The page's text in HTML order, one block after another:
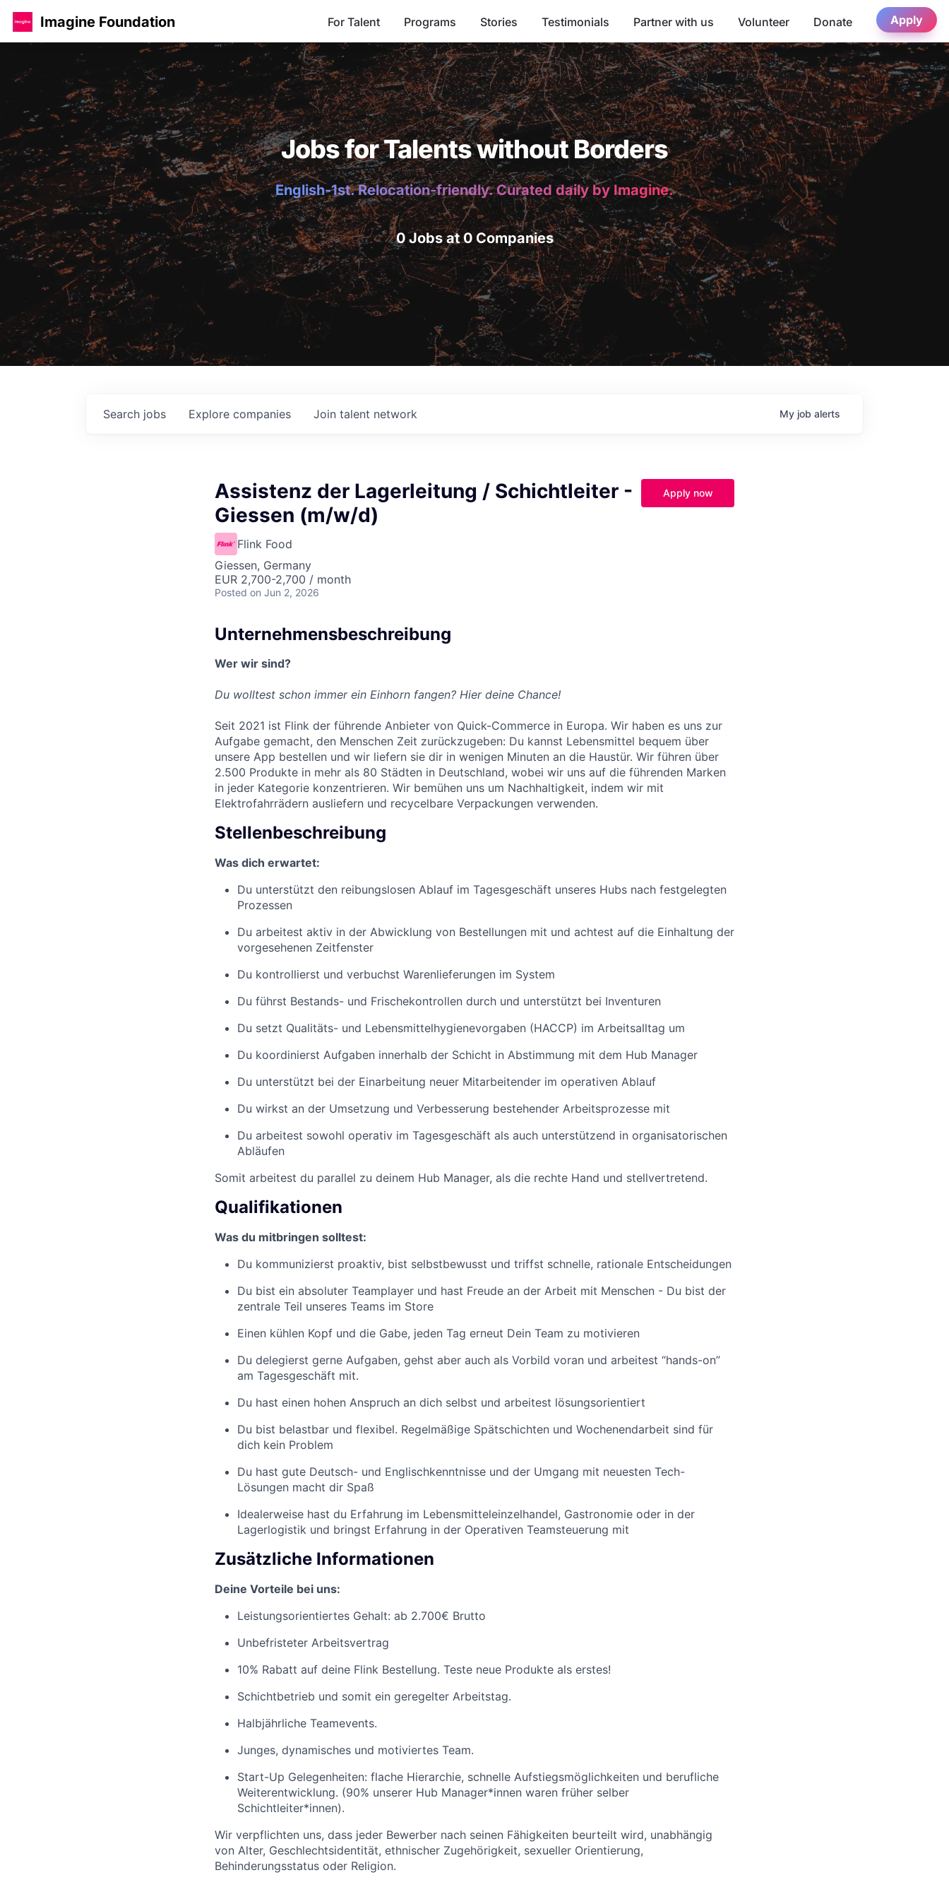
Imagine Foundation For Talent Programs Stories Testimonials Partner with us Volunteer Donate Apply
Jobs for Talents without Borders
English-1st. Relocation-friendly. Curated daily by Imagine.
0 Jobs at 0 Companies
Search jobs Explore companies Join talent network My job alerts
Assistenz der Lagerleitung / Schichtleiter -
Giessen (m/w/d)
Flink Food
Giessen, Germany
EUR 2,700-2,700 / month
Posted on Jun 2, 2026
Apply now
Unternehmensbeschreibung
Wer wir sind?
Du wolltest schon immer ein Einhorn fangen? Hier deine Chance!
Seit 2021 ist Flink der führende Anbieter von Quick-Commerce in Europa. Wir haben es uns zur
Aufgabe gemacht, den Menschen Zeit zurückzugeben: Du kannst Lebensmittel bequem über
unsere App bestellen und wir liefern sie dir in wenigen Minuten an die Haustür. Wir führen über
2.500 Produkte in mehr als 80 Städten in Deutschland, wobei wir uns auf die führenden Marken
in jeder Kategorie konzentrieren. Wir bemühen uns um Nachhaltigkeit, indem wir mit
Elektrofahrrädern ausliefern und recycelbare Verpackungen verwenden.
Stellenbeschreibung
Was dich erwartet:
Du unterstützt den reibungslosen Ablauf im Tagesgeschäft unseres Hubs nach festgelegten
Prozessen
Du arbeitest aktiv in der Abwicklung von Bestellungen mit und achtest auf die Einhaltung der
vorgesehenen Zeitfenster
Du kontrollierst und verbuchst Warenlieferungen im System
Du führst Bestands- und Frischekontrollen durch und unterstützt bei Inventuren
Du setzt Qualitäts- und Lebensmittelhygienevorgaben (HACCP) im Arbeitsalltag um
Du koordinierst Aufgaben innerhalb der Schicht in Abstimmung mit dem Hub Manager
Du unterstützt bei der Einarbeitung neuer Mitarbeitender im operativen Ablauf
Du wirkst an der Umsetzung und Verbesserung bestehender Arbeitsprozesse mit
Du arbeitest sowohl operativ im Tagesgeschäft als auch unterstützend in organisatorischen
Abläufen
Somit arbeitest du parallel zu deinem Hub Manager, als die rechte Hand und stellvertretend.
Qualifikationen
Was du mitbringen solltest:
Du kommunizierst proaktiv, bist selbstbewusst und triffst schnelle, rationale Entscheidungen
Du bist ein absoluter Teamplayer und hast Freude an der Arbeit mit Menschen - Du bist der
zentrale Teil unseres Teams im Store
Einen kühlen Kopf und die Gabe, jeden Tag erneut Dein Team zu motivieren
Du delegierst gerne Aufgaben, gehst aber auch als Vorbild voran und arbeitest “hands-on”
am Tagesgeschäft mit.
Du hast einen hohen Anspruch an dich selbst und arbeitest lösungsorientiert
Du bist belastbar und flexibel. Regelmäßige Spätschichten und Wochenendarbeit sind für
dich kein Problem
Du hast gute Deutsch- und Englischkenntnisse und der Umgang mit neuesten Tech-
Lösungen macht dir Spaß
Idealerweise hast du Erfahrung im Lebensmitteleinzelhandel, Gastronomie oder in der
Lagerlogistik und bringst Erfahrung in der Operativen Teamsteuerung mit
Zusätzliche Informationen
Deine Vorteile bei uns:
Leistungsorientiertes Gehalt: ab 2.700€ Brutto
Unbefristeter Arbeitsvertrag
10% Rabatt auf deine Flink Bestellung. Teste neue Produkte als erstes!
Schichtbetrieb und somit ein geregelter Arbeitstag.
Halbjährliche Teamevents.
Junges, dynamisches und motiviertes Team.
Start-Up Gelegenheiten: flache Hierarchie, schnelle Aufstiegsmöglichkeiten und berufliche
Weiterentwicklung. (90% unserer Hub Manager*innen waren früher selber
Schichtleiter*innen).
Wir verpflichten uns, dass jeder Bewerber nach seinen Fähigkeiten beurteilt wird, unabhängig
von Alter, Geschlechtsidentität, ethnischer Zugehörigkeit, sexueller Orientierung,
Behinderungsstatus oder Religion.